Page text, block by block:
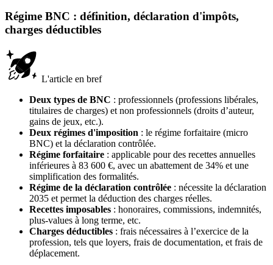
Régime BNC : définition, déclaration d'impôts,
charges déductibles
L'article en bref
Deux types de BNC : professionnels (professions libérales,
titulaires de charges) et non professionnels (droits d’auteur,
gains de jeux, etc.).
Deux régimes d'imposition : le régime forfaitaire (micro
BNC) et la déclaration contrôlée.
Régime forfaitaire : applicable pour des recettes annuelles
inférieures à 83 600 €, avec un abattement de 34% et une
simplification des formalités.
Régime de la déclaration contrôlée : nécessite la déclaration
2035 et permet la déduction des charges réelles.
Recettes imposables : honoraires, commissions, indemnités,
plus-values à long terme, etc.
Charges déductibles : frais nécessaires à l’exercice de la
profession, tels que loyers, frais de documentation, et frais de
déplacement.